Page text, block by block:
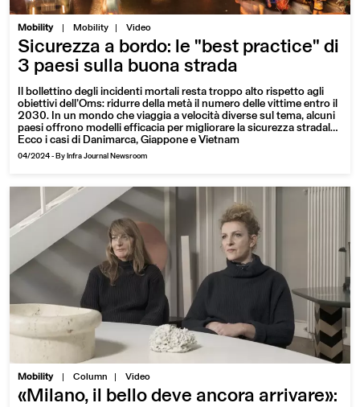
Mobility | Mobility Video
Sicurezza a bordo: le "best practice" di
3 paesi sulla buona strada
Il bollettino degli incidenti mortali resta troppo alto rispetto agli
obiettivi dell’Oms: ridurre della metà il numero delle vittime entro il
2030. In un mondo che viaggia a velocità diverse sul tema, alcuni
paesi offrono modelli efficacia per migliorare la sicurezza stradale.
Ecco i casi di Danimarca, Giappone e Vietnam
04/2024 - By Infra Journal Newsroom
Mobility | Column Video
«Milano, il bello deve ancora arrivare»: